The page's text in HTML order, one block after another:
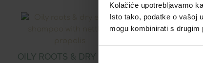
Kolačiće upotrebljavamo
Isto tako, podatke o vašoj
mogu kombinirati s
OILY ROOTS & DRY ENDS
APIVITA